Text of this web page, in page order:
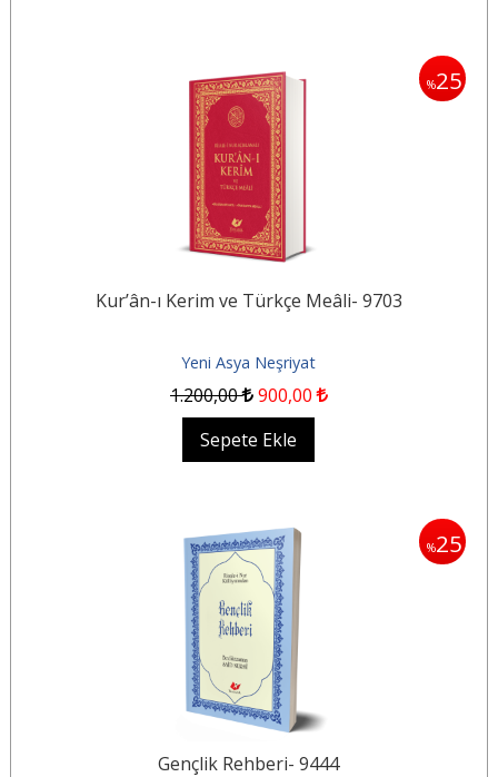
%25
Kur’ân-ı Kerim ve Türkçe Meâli- 9703
Yeni Asya Neşriyat
1.200,00 900,00
Sepete Ekle
%25
Gençlik Rehberi- 9444